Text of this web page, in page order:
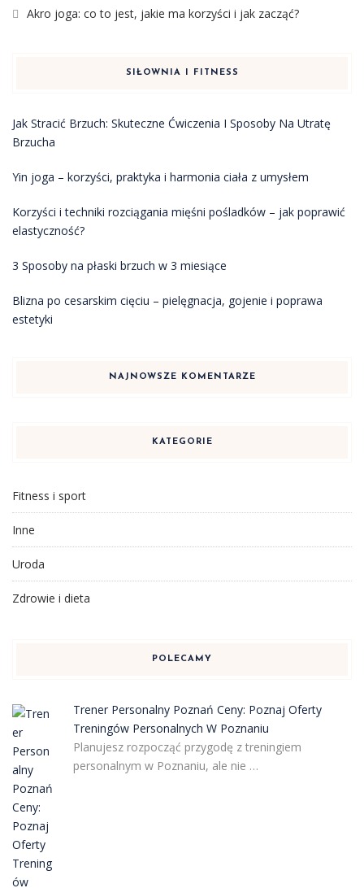
Akro joga: co to jest, jakie ma korzyści i jak zacząć?
SIŁOWNIA I FITNESS
Jak Stracić Brzuch: Skuteczne Ćwiczenia I Sposoby Na Utratę
Brzucha
Yin joga – korzyści, praktyka i harmonia ciała z umysłem
Korzyści i techniki rozciągania mięśni pośladków – jak poprawić
elastyczność?
3 Sposoby na płaski brzuch w 3 miesiące
Blizna po cesarskim cięciu – pielęgnacja, gojenie i poprawa
estetyki
NAJNOWSZE KOMENTARZE
KATEGORIE
Fitness i sport
Inne
Uroda
Zdrowie i dieta
POLECAMY
Trener Personalny Poznań Ceny: Poznaj Oferty
Treningów Personalnych W Poznaniu
Planujesz rozpocząć przygodę z treningiem
personalnym w Poznaniu, ale nie …